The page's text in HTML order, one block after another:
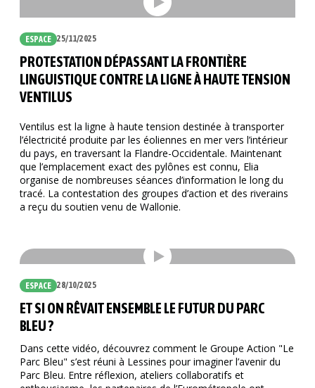
ESPACE 25/11/2025
PROTESTATION DÉPASSANT LA FRONTIÈRE
LINGUISTIQUE CONTRE LA LIGNE À HAUTE TENSION
VENTILUS
Ventilus est la ligne à haute tension destinée à transporter
l’électricité produite par les éoliennes en mer vers l’intérieur
du pays, en traversant la Flandre-Occidentale. Maintenant
que l’emplacement exact des pylônes est connu, Elia
organise de nombreuses séances d’information le long du
tracé. La contestation des groupes d’action et des riverains
a reçu du soutien venu de Wallonie.
ESPACE 28/10/2025
ET SI ON RÊVAIT ENSEMBLE LE FUTUR DU PARC
BLEU ?
Dans cette vidéo, découvrez comment le Groupe Action "Le
Parc Bleu" s’est réuni à Lessines pour imaginer l’avenir du
Parc Bleu. Entre réflexion, ateliers collaboratifs et